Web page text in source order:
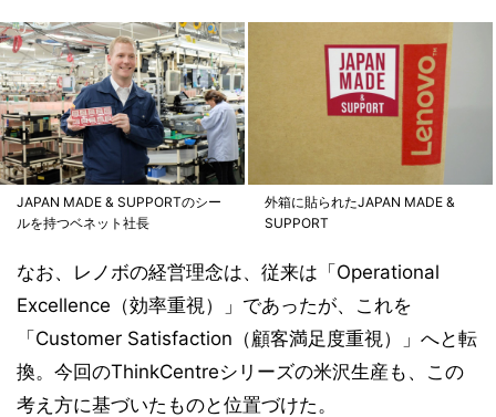
JAPAN MADE & SUPPORTのシー
ルを持つベネット社長
外箱に貼られたJAPAN MADE &
SUPPORT
なお、レノボの経営理念は、従来は「Operational
Excellence（効率重視）」であったが、これを
「Customer Satisfaction（顧客満足度重視）」へと転
換。今回のThinkCentreシリーズの米沢生産も、この
考え方に基づいたものと位置づけた。